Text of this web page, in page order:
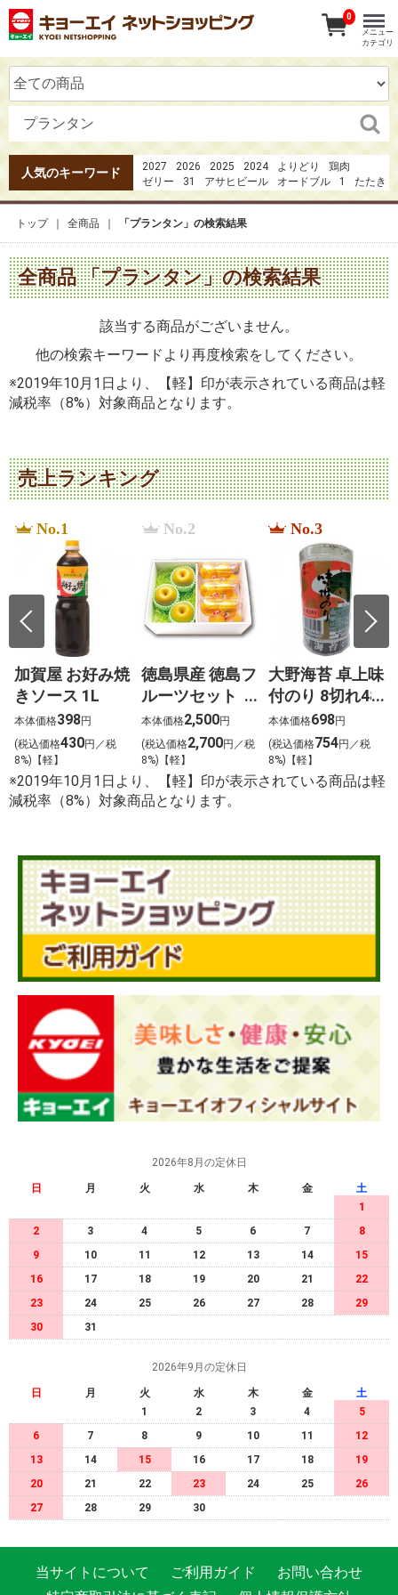
人気のキーワード 2027 2026 2025 2024 よりどり
鶏肉
ゼリー
31 アサヒビール オードブル 1
たたき
中巻き5種
カツオのたたき
0
メニュー
カテゴリ
トップ 全商品 「プランタン」の検索結果
全商品 「プランタン」の検索結果
該当する商品がございません。
他の検索キーワードより再度検索をしてください。
※2019年10月1日より、【軽】印が表示されている商品は軽
減税率（8%）対象商品となります。
売上ランキング
No.1
加賀屋 お好み焼
きソース 1L
本体価格398円
(税込価格430円／税
8%)【軽】
No.2
徳島県産 徳島フ
ルーツセット
恵（めぐみ）
本体価格2,500円
(税込価格2,700円／税
8%)【軽】
No.3
大野海苔 卓上味
付のり 8切れ48
枚
本体価格698円
(税込価格754円／税
8%)【軽】
※2019年10月1日より、【軽】印が表示されている商品は軽
減税率（8%）対象商品となります。
2026年8月の定休日
日 月 火 水 木 金
土
1
2
3 4 5 6 7
8
9
10 11 12 13 14
15
16
17 18 19 20 21
22
23
24 25 26 27 28
29
30
31
2026年9月の定休日
日 月 火 水 木 金
土
1
2 3 4
5
6
7 8 9 10 11
12
13
14 15 16 17 18
19
20
21 22 23 24 25
26
27
28 29 30
当サイトについて ご利用ガイド
お問い合わせ